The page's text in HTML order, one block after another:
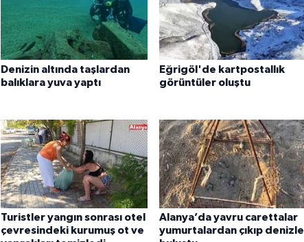
Denizin altında taşlardan
balıklara yuva yaptı
Eğrigöl'de kartpostallık
görüntüler oluştu
Turistler yangın sonrası otel
çevresindeki kurumuş ot ve
Alanya’da yavru carettalar
yumurtalardan çıkıp denizle